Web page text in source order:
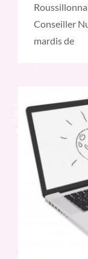
Conseiller
mardis de